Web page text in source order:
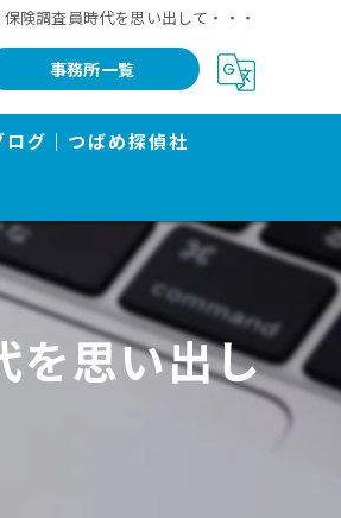
険調査員時代を思い出して・・・
事務所一覧
グ｜つばめ探偵社
を思い出し